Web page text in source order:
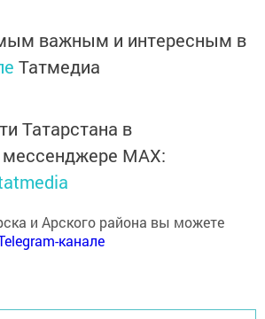
Татмедиа
Татарстана в
MАХ:
канале